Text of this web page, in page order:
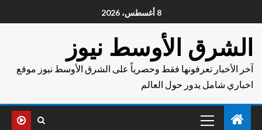
8 أغسطس، 2026
الشرق الأوسط نيوز
آخر الأخبار تعرفونها فقط وحصرياً على الشرق الأوسط نيوز موقع
اخباري شامل يدور حول العالم